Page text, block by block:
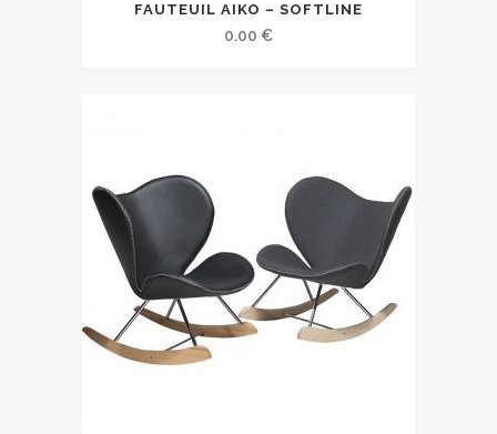
FAUTEUIL AIKO – SOFTLINE
0.00 €